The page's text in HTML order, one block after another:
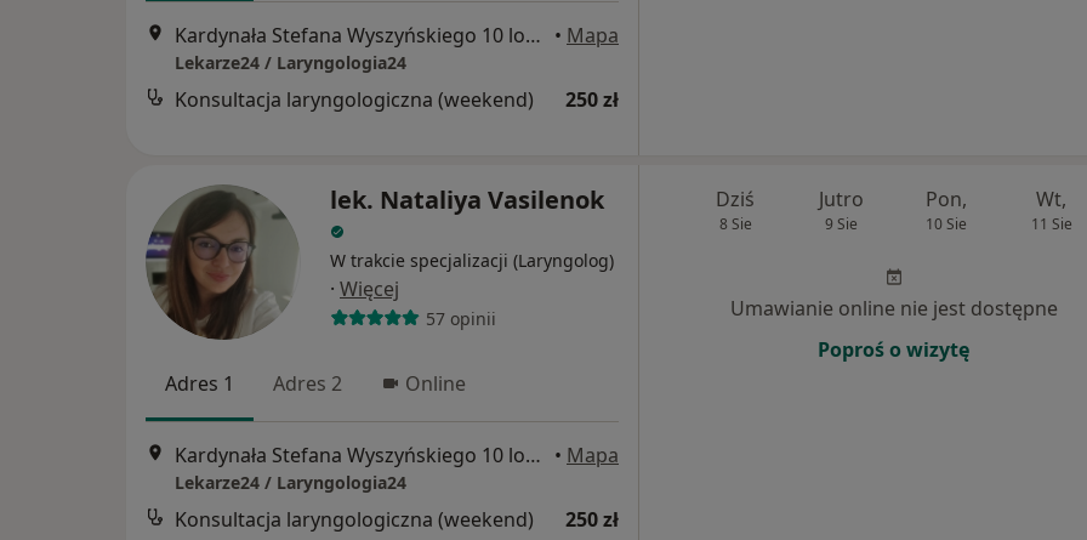
Kardynała Stefana Wyszyńskiego 10 lok. U8, Białystok • Mapa
Lekarze24 / Laryngologia24
Konsultacja laryngologiczna (weekend) 250 zł
lek. Nataliya Vasilenok
W trakcie specjalizacji (Laryngolog)
· Więcej
57 opinii
Adres 1 Adres 2 Online
Kardynała Stefana Wyszyńskiego 10 lok. U8, Białystok • Mapa
Lekarze24 / Laryngologia24
Konsultacja laryngologiczna (weekend) 250 zł
Dziś
8 Sie
Jutro
9 Sie
Pon,
10 Sie
Wt,
11 Sie
Umawianie online nie jest dostępne
Poproś o wizytę